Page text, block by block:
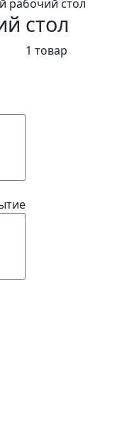
рабочий стол
стол
1 товар